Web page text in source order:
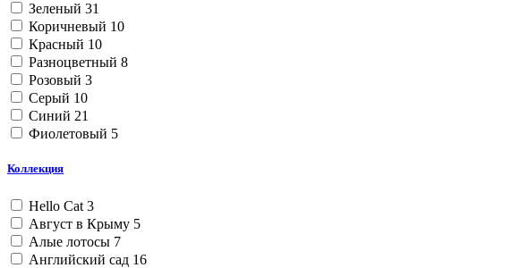
Зеленый 31
Коричневый 10
Красный 10
Разноцветный 8
Розовый 3
Серый 10
Синий 21
Фиолетовый 5
Коллекция
Hello Cat 3
Август в Крыму 5
Алые лотосы 7
Английский сад 16